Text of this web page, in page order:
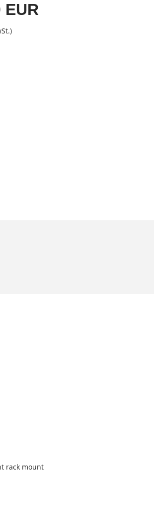
EUR
rack mount